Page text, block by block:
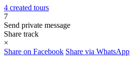
4 created tours
7
Send private message
Share track
×
Share on Facebook Share via WhatsApp